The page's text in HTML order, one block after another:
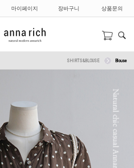
마이페이지 장바구니 상품문의
SHIRTS&BLOUSE Blouse